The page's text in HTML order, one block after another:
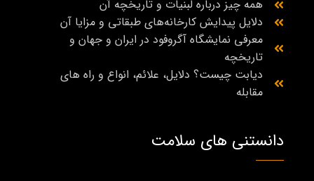
همه چیز درباره لبنیات و تاریخچه آن
دلایل پیدایش کارخانه‌های طبقاتی و مزایا آن
معرفی نمایشگاه آگروفود در ایران و جهان و
تاریخچه
دیابت چیست؟ دلایل، علائم، انواع و راه‌ های
مقابله
دانستنی های سلامت